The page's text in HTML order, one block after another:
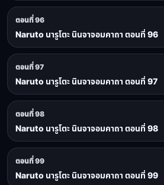
ตอนที่ 96
Naruto นารูโตะ นินจาจอมคาถา ตอนที่ 96
ตอนที่ 97
Naruto นารูโตะ นินจาจอมคาถา ตอนที่ 97
ตอนที่ 98
Naruto นารูโตะ นินจาจอมคาถา ตอนที่ 98
ตอนที่ 99
Naruto นารูโตะ นินจาจอมคาถา ตอนที่ 99